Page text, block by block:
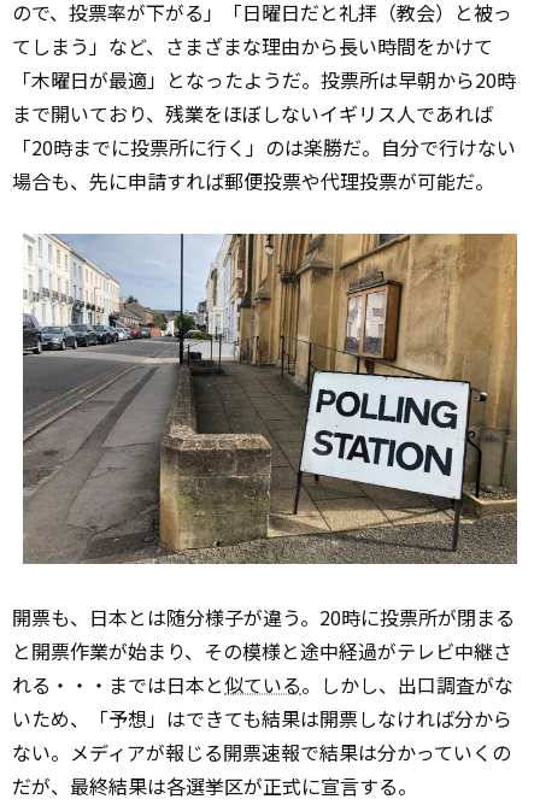
ので、投票率が下がる」「日曜日だと礼拝（教会）と被っ
てしまう」など、さまざまな理由から長い時間をかけて
「木曜日が最適」となったようだ。投票所は早朝から20時
まで開いており、残業をほぼしないイギリス人であれば
「20時までに投票所に行く」のは楽勝だ。自分で行けない
場合も、先に申請すれば郵便投票や代理投票が可能だ。
開票も、日本とは随分様子が違う。20時に投票所が閉まる
と開票作業が始まり、その模様と途中経過がテレビ中継さ
れる・・・までは日本と似ている。しかし、出口調査がな
いため、「予想」はできても結果は開票しなければ分から
ない。メディアが報じる開票速報で結果は分かっていくの
だが、最終結果は各選挙区が正式に宣言する。